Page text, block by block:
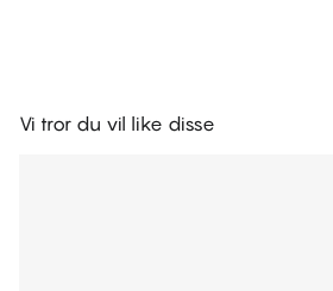
Vi tror du vil like disse